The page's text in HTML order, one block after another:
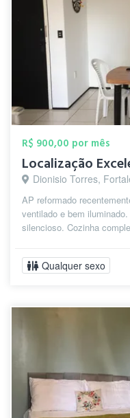
R$ 900,00 por mês
Localização
Dionisio Torres,
AP reformado
ventilado e bem
silencioso. Cozinha
Qualquer sexo